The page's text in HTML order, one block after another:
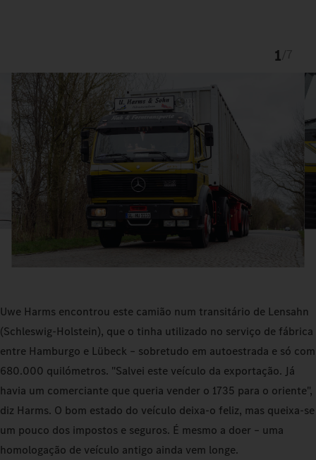
1
Uwe Harms encontrou este camião num transitário de Lensahn
(Schleswig-Holstein), que o tinha utilizado no serviço de fábrica
entre Hamburgo e Lübeck – sobretudo em autoestrada e só com
680.000 quilómetros. "Salvei este veículo da exportação. Já
havia um comerciante que queria vender o 1735 para o oriente",
diz Harms. O bom estado do veículo deixa-o feliz, mas queixa-se
um pouco dos impostos e seguros. É mesmo a doer – uma
homologação de veículo antigo ainda vem longe.